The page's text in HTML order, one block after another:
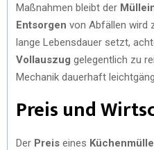
Maßnahmen bleibt der
Entsorgen von Abfällen wird
lange Lebensdauer setzt,
Vollauszug gelegentlich zu
Mechanik dauerhaft
Preis und
Der Preis eines